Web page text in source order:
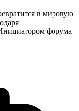
в мировую
форума